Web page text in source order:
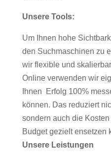
Unsere Tools:
Um Ihnen hohe
den Suchmaschinen zu
wir flexible und
Online verwenden wir
Ihnen Erfolg 100%
können. Das reduziert
sondern auch die
Budget gezielt ensetzen
Unsere Leistungen